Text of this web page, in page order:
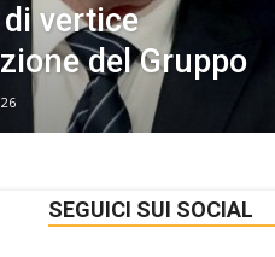
vertice
del Gruppo
SEGUICI SUI SOCIAL